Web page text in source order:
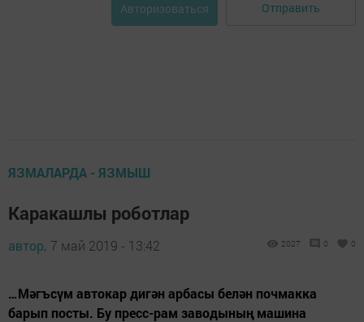
Авторизоваться Отправить
ЯЗМАЛАРДА - ЯЗМЫШ
Каракашлы роботлар
автор, 7 май 2019 - 13:42 2027 0 0
…Мәгъсүм автокар дигән арбасы белән почмакка
барып посты. Бу пресс-рам заводының машина